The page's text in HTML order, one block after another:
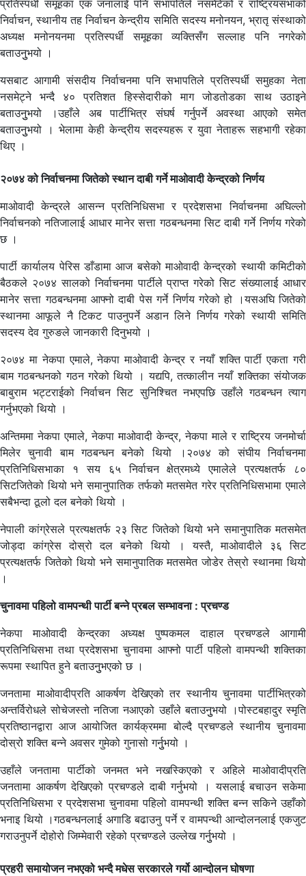
प्रतिस्पर्धी समूहका एक जनालाई पनि सभापतिले नसमेटेको र राष्ट्रियसभाको
निर्वाचन, स्थानीय तह निर्वाचन केन्द्रीय समिति सदस्य मनोनयन, भ्रातृ संस्थाको
अध्यक्ष मनोनयनमा प्रतिस्पर्धी समूहका व्यक्तिसँग सल्लाह पनि नगरेको
बताउनुुभयो ।
यसबाट आगामी संसदीय निर्वाचनमा पनि सभापतिले प्रतिस्पर्धी समुहका नेता
नसमेट्ने भन्दै ४० प्रतिशत हिस्सेदारीको माग जोडतोडका साथ उठाइने
बताउनुुभयो ।उहाँले अब पार्टीभित्र संघर्ष गर्नुपर्ने अवस्था आएको समेत
बताउनुुभयो । भेलामा केही केन्द्रीय सदस्यहरू र युवा नेताहरू सहभागी रहेका
थिए ।
२०७४ को निर्वाचनमा जितेको स्थान दाबी गर्ने माओवादी केन्द्रको निर्णय
माओवादी केन्द्रले आसन्न प्रतिनिधिसभा र प्रदेशसभा निर्वाचनमा अघिल्लो
निर्वाचनको नतिजालाई आधार मानेर सत्ता गठबन्धनमा सिट दाबी गर्ने निर्णय गरेको
छ ।
पार्टी कार्यालय पेरिस डाँडामा आज बसेको माओवादी केन्द्रको स्थायी कमिटीको
बैठकले २०७४ सालको निर्वाचनमा पार्टीले प्राप्त गरेको सिट संख्यालाई आधार
मानेर सत्ता गठबन्धनमा आफ्नो दाबी पेस गर्ने निर्णय गरेको हो ।यसअघि जितेको
स्थानमा आफूले नै टिकट पाउनुपर्ने अडान लिने निर्णय गरेको स्थायी समिति
सदस्य देव गुरुङले जानकारी दिनुभयो ।
२०७४ मा नेकपा एमाले, नेकपा माओवादी केन्द्र र नयाँ शक्ति पार्टी एकता गरी
बाम गठबन्धनको गठन गरेको थियो । यद्यपि, तत्कालीन नयाँ शक्तिका संयोजक
बाबुराम भट्टराईको निर्वाचन सिट सुनिश्चित नभएपछि उहाँले गठबन्धन त्याग
गर्नुभएको थियो ।
अन्तिममा नेकपा एमाले, नेकपा माओवादी केन्द्र, नेकपा माले र राष्ट्रिय जनमोर्चा
मिलेर चुनावी बाम गठबन्धन बनेको थियो ।२०७४ को संघीय निर्वाचनमा
प्रतिनिधिसभाका १ सय ६५ निर्वाचन क्षेत्रमध्ये एमालेले प्रत्यक्षतर्फ ८०
सिटजितेको थियो भने समानुपातिक तर्फको मतसमेत गरेर प्रतिनिधिसभामा एमाले
सबैभन्दा ठूलो दल बनेको थियो ।
नेपाली कांग्रेसले प्रत्यक्षतर्फ २३ सिट जितेको थियो भने समानुपातिक मतसमेत
जोड्दा कांग्रेस दोस्रो दल बनेको थियो । यस्तै, माओवादीले ३६ सिट
प्रत्यक्षतर्फ जितेको थियो भने समानुपातिक मतसमेत जोडेर तेस्रो स्थानमा थियो
।
चुनावमा पहिलो वामपन्थी पार्टी बन्ने प्रबल सम्भावना : प्रचण्ड
नेकपा माओवादी केन्द्रका अध्यक्ष पुष्पकमल दाहाल प्रचण्डले आगामी
प्रतिनिधिसभा तथा प्रदेशसभा चुनावमा आफ्नो पार्टी पहिलो वामपन्थी शक्तिका
रूपमा स्थापित हुने बताउनुुभएको छ ।
जनतामा माओवादीप्रति आकर्षण देखिएको तर स्थानीय चुनावमा पार्टीभित्रको
अन्तर्विरोधले सोचेजस्तो नतिजा नआएको उहाँले बताउनुुभयो ।पोस्टबहादुर स्मृति
प्रतिष्ठानद्वारा आज आयोजित कार्यक्रममा बोल्दै प्रचण्डले स्थानीय चुनावमा
दोस्रो शक्ति बन्ने अवसर गुमेको गुनासो गर्नुुभयो ।
उहाँले जनतामा पार्टीको जनमत भने नखस्किएको र अहिले माओवादीप्रति
जनतामा आकर्षण देखिएको प्रचण्डले दाबी गर्नुभयो । यसलाई बचाउन सकेमा
प्रतिनिधिसभा र प्रदेशसभा चुनावमा पहिलो वामपन्थी शक्ति बन्न सकिने उहाँको
भनाइ थियो ।गठबन्धनलाई अगाडि बढाउनु पर्ने र वामपन्थी आन्दोलनलाई एकजुट
गराउनुपर्ने दोहोरो जिम्मेवारी रहेको प्रचण्डले उल्लेख गर्नुुभयो ।
प्रहरी समायोजन नभएको भन्दै मधेस सरकारले गर्यो आन्दोलन घोषणा